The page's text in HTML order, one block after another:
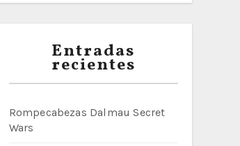
Entradas
recientes
Rompecabezas Dalmau Secret
Wars